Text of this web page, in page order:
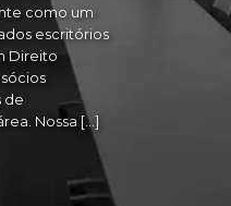
como um
escritórios
Direito
de
Nossa […]